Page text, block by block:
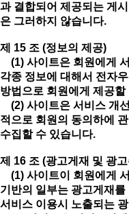
과 결합되어 제공되는 게
은 그러하지 않습니다.
제 15 조 (정보의 제공)
(1) 사이트은 회원에게
각종 정보에 대해서 전자
방법으로 회원에게 제공할
(2) 사이트은 서비스 개
적으로 회원의 동의하에
수집할 수 있습니다.
제 16 조 (광고게재 및 광
(1) 사이트이 회원에게
기반의 일부는 광고게재
서비스 이용시 노출되는